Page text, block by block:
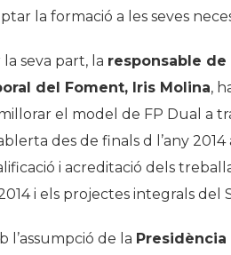
la formació a les seves
la seva part, la responsable
del Foment, Iris Molina,
el model de FP Dual a
des de finals d l’any
i acreditació dels
i els projectes integrals del
l’assumpció de la